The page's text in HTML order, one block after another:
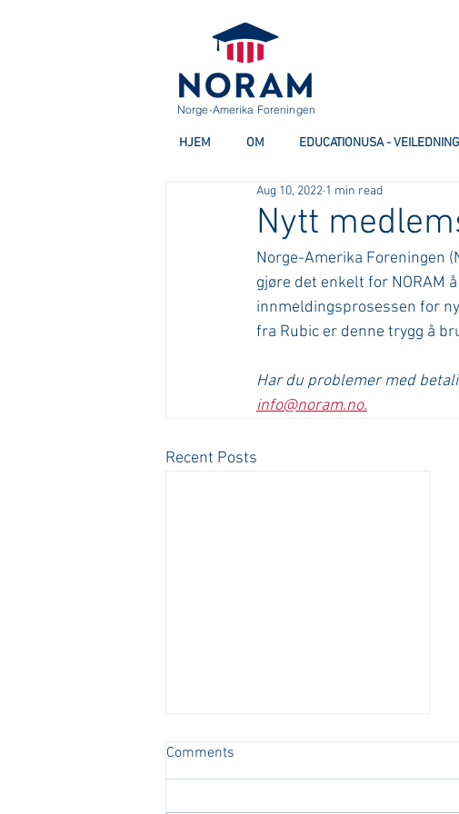
Norge-Amerika Foreningen
HJEM OM EDUCATIONUSA - VEILEDNING
Nytt
Aug 10, 2022 1 min read
Norge-Amerika Foreningen
gjøre det enkelt for NORAM
innmeldingsprosessen for
fra Rubic er denne trygg å
Har du problemer med
info@noram.no.
Recent Posts
Comments